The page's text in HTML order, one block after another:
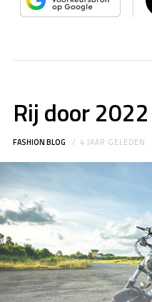
Rij door
FASHION BLOG 4 JAAR GELEDEN